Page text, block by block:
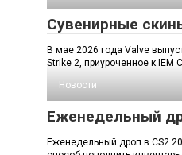
Сувенирные
В мае 2026 года Valve
Strike 2, приуроченное к IEM
Новости
Еженедельный
Еженедельный дроп в CS2